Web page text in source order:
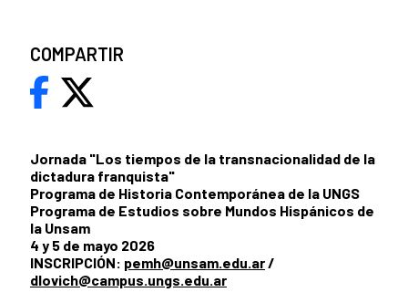
Jornada "Los tiempos de la transnacionalidad de la
dictadura franquista"
Programa de Historia Contemporánea de la UNGS
Programa de Estudios sobre Mundos Hispánicos de
la Unsam
4 y 5 de mayo 2026
INSCRIPCIÓN: pemh@unsam.edu.ar/
dlovich@campus.ungs.edu.ar
COMPARTIR